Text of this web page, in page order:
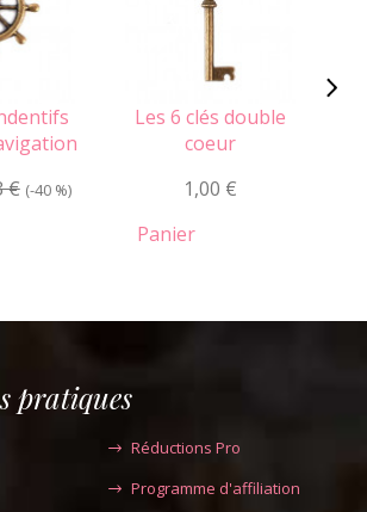
€ (-40 %)
Les 6 clés double
coeur
1,00 €
Panier
pratiques
Réductions Pro
Programme d'affiliation